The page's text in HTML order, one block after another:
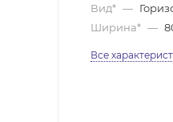
Вид* —
Ширина* —
Все